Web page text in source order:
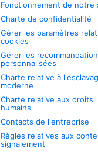
Fonctionnement de notre
Charte de confidentialité
Gérer les paramètres
cookies
Gérer les
personnalisées
Charte relative à
moderne
Charte relative aux droits
humains
Contacts de l'entreprise
Règles relatives aux
signalement